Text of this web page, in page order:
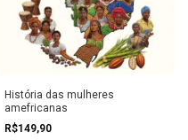
História das mulheres
amefricanas
R$149,90